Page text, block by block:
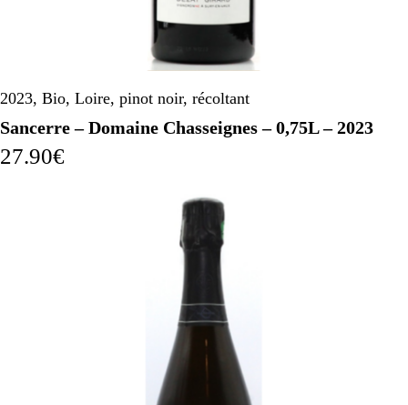
2023, Bio, Loire, pinot noir, récoltant
Sancerre – Domaine Chasseignes – 0,75L – 2023
27.90€